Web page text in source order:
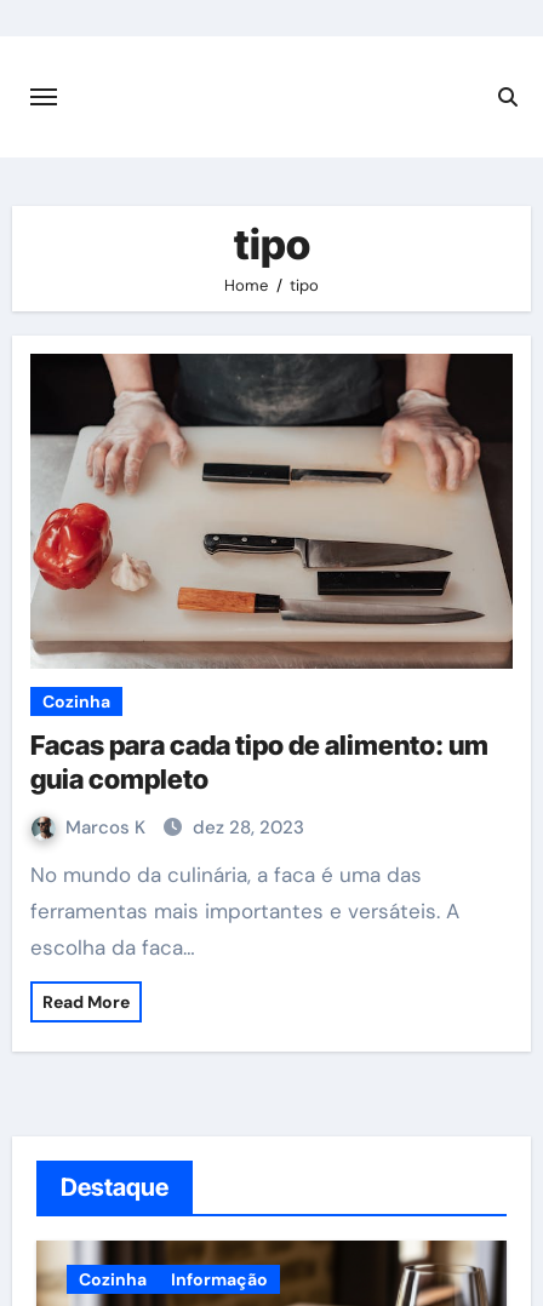
content
tipo
Home tipo
Cozinha
Facas para cada tipo de alimento: um
guia completo
Marcos K dez 28, 2023
No mundo da culinária, a faca é uma das
ferramentas mais importantes e versáteis. A
escolha da faca…
Read More
Destaque
Cozinha Informação